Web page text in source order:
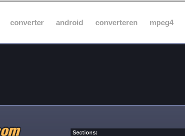
converter android converteren mpeg4
Sections: